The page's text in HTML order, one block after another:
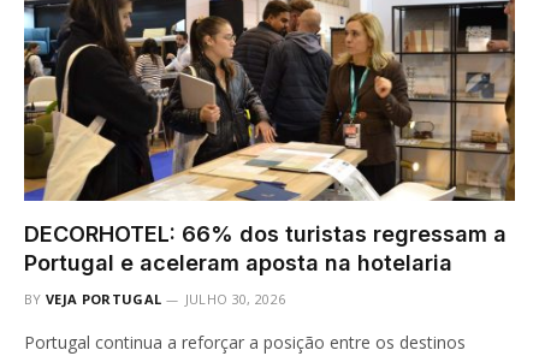
DECORHOTEL: 66% dos turistas regressam a
Portugal e aceleram aposta na hotelaria
BY VEJA PORTUGAL JULHO 30, 2026
Portugal continua a reforçar a posição entre os destinos